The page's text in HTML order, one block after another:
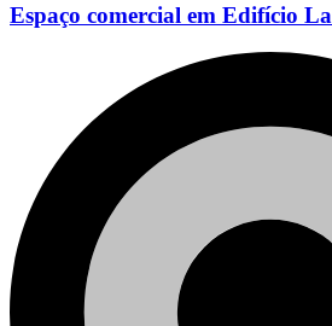
Espaço comercial em Edifício